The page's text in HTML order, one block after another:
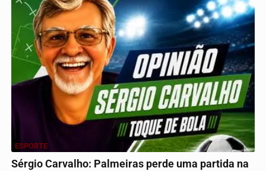
ESPORTE
Sérgio Carvalho: Palmeiras perde uma partida na